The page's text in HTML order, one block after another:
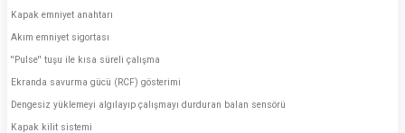
Kapak emniyet anahtarı
Akım emniyet sigortası
''Pulse'' tuşu ile kısa süreli çalışma
Ekranda savurma gücü (RCF) gösterimi
Dengesiz yüklemeyi algılayıp çalışmayı durduran balan sensörü
Kapak kilit sistemi